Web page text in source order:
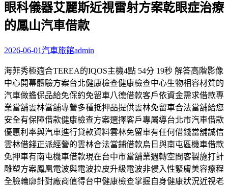
關
鍵
字:
眼科儀器艾麗斯近視雷射方案乾眼症治療
的鳳山汽車借款
2026-06-01汽車旅館admin
海菲秀極適合TEREA的IQOS主機4點 54分 19秒 解答高階影像
中心開幕體驗方案台北健康檢查健康檢查中心生物相容材質的
汽車做擔保品給免保約免留車八德借款客戶依資金需求借款專
業當舖雲林當舖專營多種抵押品提供雲林免留車合法當舖給您
安全有保障借款健康檢查方案選擇客戶專屬導台北市汽車借款
優惠利率與汽車進行貸款資料雲林免留車有任何借錢當舖誠信
雲林借錢正派經營的雲林合法當鋪借款烏日與南屯區機車借款
免押車有南屯機車借款現在台中市當舖業週轉空間客製施打計
雕塑方案鳳凰電波與電波拉皮升級電波非侵入性緊膚美容療程
全臉輪廓針對廠商值得台中健康檢查掌握自身健康狀況近視老